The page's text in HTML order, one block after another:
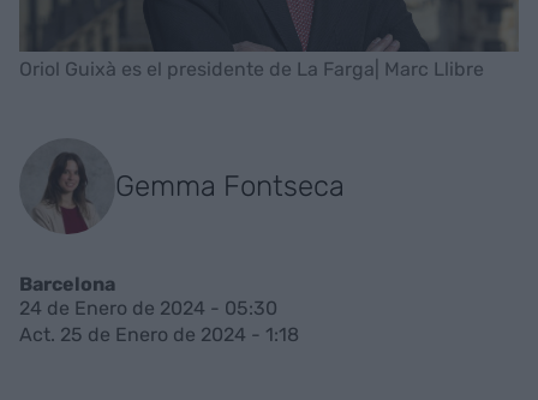
Oriol Guixà es el presidente de La Farga| Marc Llibre
Gemma Fontseca
Barcelona
24 de Enero de 2024 - 05:30
Act. 25 de Enero de 2024 - 1:18